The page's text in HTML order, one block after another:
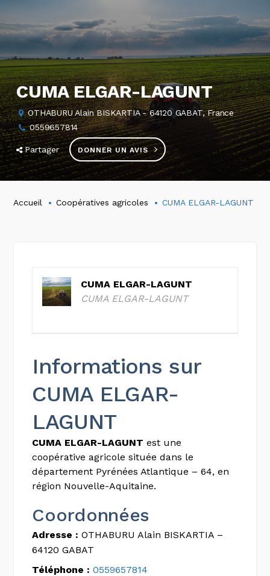
CUMA ELGAR-LAGUNT
OTHABURU Alain BISKARTIA - 64120 GABAT, France
0559657814
Partager DONNER UN AVIS
Accueil Coopératives agricoles CUMA ELGAR-LAGUNT
CUMA ELGAR-LAGUNT
CUMA ELGAR-LAGUNT
Informations sur
CUMA ELGAR-
LAGUNT
CUMA ELGAR-LAGUNT est une
coopérative agricole située dans le
département Pyrénées Atlantique – 64, en
région Nouvelle-Aquitaine.
Coordonnées
Adresse : OTHABURU Alain BISKARTIA –
64120 GABAT
Téléphone : 0559657814